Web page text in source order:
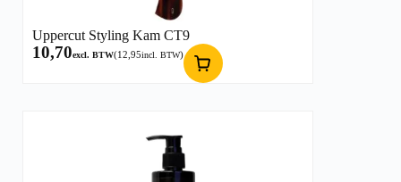
Uppercut Styling Kam CT9
10,70excl. BTW(12,95incl. BTW)